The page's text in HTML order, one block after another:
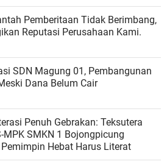
Pemberitaan Tidak Berimbang,
Reputasi Perusahaan Kami.
SDN Magung 01, Pembangunan
Dana Belum Cair
Penuh Gebrakan: Teksutera
MPK SMKN 1 Bojongpicung
Hebat Harus Literat